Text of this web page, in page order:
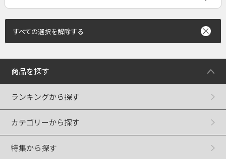
すべての選択を解除する
商品を探す
ランキングから探す
カテゴリーから探す
特集から探す